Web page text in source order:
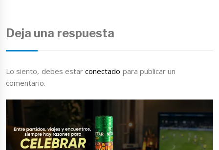
Deja una respuesta
Lo siento, debes estarconectado para publicar un
comentario.